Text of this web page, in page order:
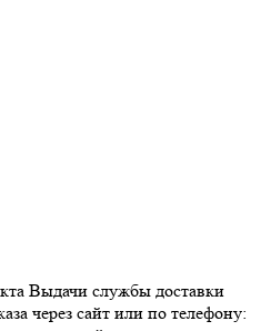
Выдачи службы доставки
через сайт или по телефону: